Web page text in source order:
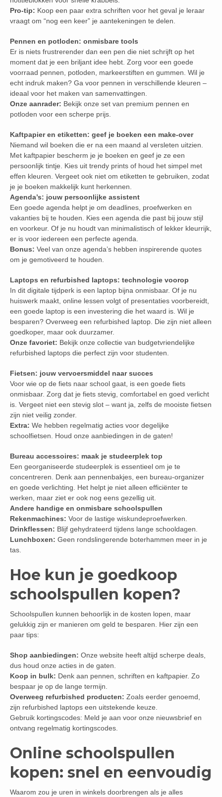
Pro-tip: Koop een paar extra schriften voor het geval je leraar
vraagt om “nog een keer” je aantekeningen te delen.
Pennen en potloden: onmisbare tools
Er is niets frustrerender dan een pen die niet schrijft op het
moment dat je een briljant idee hebt. Zorg voor een goede
voorraad pennen, potloden, markeerstiften en gummen. Wil je
echt indruk maken? Ga voor pennen in verschillende kleuren –
ideaal voor het maken van samenvattingen.
Onze aanrader: Bekijk onze set van premium pennen en
potloden voor een scherpe prijs.
Kaftpapier en etiketten: geef je boeken een make-over
Niemand wil boeken die er na een maand al versleten uitzien.
Met kaftpapier bescherm je je boeken en geef je ze een
persoonlijk tintje. Kies uit trendy prints of houd het simpel met
effen kleuren. Vergeet ook niet om etiketten te gebruiken, zodat
je je boeken makkelijk kunt herkennen.
Agenda’s: jouw persoonlijke assistent
Een goede agenda helpt je om deadlines, proefwerken en
vakanties bij te houden. Kies een agenda die past bij jouw stijl
en voorkeur. Of je nu houdt van minimalistisch of lekker kleurrijk,
er is voor iedereen een perfecte agenda.
Bonus: Veel van onze agenda’s hebben inspirerende quotes
om je gemotiveerd te houden.
Laptops en refurbished laptops: technologie voorop
In dit digitale tijdperk is een laptop bijna onmisbaar. Of je nu
huiswerk maakt, online lessen volgt of presentaties voorbereidt,
een goede laptop is een investering die het waard is. Wil je
besparen? Overweeg een refurbished laptop. Die zijn niet alleen
goedkoper, maar ook duurzamer.
Onze favoriet: Bekijk onze collectie van budgetvriendelijke
refurbished laptops die perfect zijn voor studenten.
Fietsen: jouw vervoersmiddel naar succes
Voor wie op de fiets naar school gaat, is een goede fiets
onmisbaar. Zorg dat je fiets stevig, comfortabel en goed verlicht
is. Vergeet niet een stevig slot – want ja, zelfs de mooiste fietsen
zijn niet veilig zonder.
Extra: We hebben regelmatig acties voor degelijke
schoolfietsen. Houd onze aanbiedingen in de gaten!
Bureau accessoires: maak je studeerplek top
Een georganiseerde studeerplek is essentieel om je te
concentreren. Denk aan pennenbakjes, een bureau-organizer
en goede verlichting. Het helpt je niet alleen efficiënter te
werken, maar ziet er ook nog eens gezellig uit.
Andere handige en onmisbare schoolspullen
Rekenmachines: Voor de lastige wiskundeproefwerken.
Drinkflessen: Blijf gehydrateerd tijdens lange schooldagen.
Lunchboxen: Geen rondslingerende boterhammen meer in je
tas.
Hoe kun je goedkoop
schoolspullen kopen?
Schoolspullen kunnen behoorlijk in de kosten lopen, maar
gelukkig zijn er manieren om geld te besparen. Hier zijn een
paar tips:
Shop aanbiedingen: Onze website heeft altijd scherpe deals,
dus houd onze acties in de gaten.
Koop in bulk: Denk aan pennen, schriften en kaftpapier. Zo
bespaar je op de lange termijn.
Overweeg refurbished producten: Zoals eerder genoemd,
zijn refurbished laptops een uitstekende keuze.
Gebruik kortingscodes: Meld je aan voor onze nieuwsbrief en
ontvang regelmatig kortingscodes.
Online schoolspullen
kopen: snel en eenvoudig
Waarom zou je uren in winkels doorbrengen als je alles